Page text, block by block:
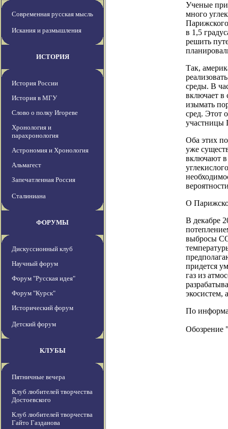
Современная русская мысль
Искания и размышления
ИСТОРИЯ
История России
История в МГУ
Слово о полку Игореве
Хронология и
парахронология
Астрономия и Хронология
Альмагест
Запечатленная Россия
Сталиниана
ФОРУМЫ
Дискуссионный клуб
Научный форум
Форум "Русская идея"
Форум "Курск"
Исторический форум
Детский форум
КЛУБЫ
Пятничные вечера
Клуб любителей творчества
Достоевского
Клуб любителей творчества
Гайто Газданова
Ученые
много
в 1,5
решить
Так,
среды. В
включает в
изымать
сред. Этот
участницы
Оба этих
уже
включают в
О
В декабре
выбросы
придется
газ из
По
Обозрение